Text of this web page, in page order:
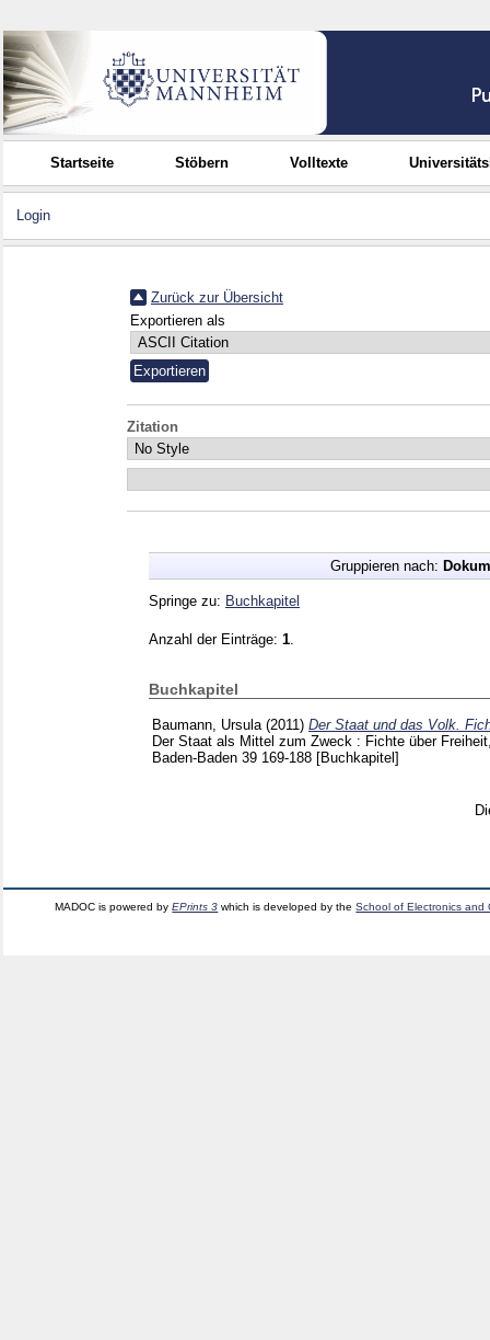
Startseite Stöbern Volltexte
Login
Zurück zur Übersicht
Exportieren als
Zitation
Gruppieren nach:
Springe zu: Buchkapitel
Anzahl der Einträge: 1
Buchkapitel
Baumann, Ursula (2011) Der Staat und das Volk.
Der Staat als Mittel zum Zweck : Fichte über
Baden-Baden 39 169-188 [Buchkapitel]
MADOC is powered byEPrints 3 which is developed by theSchool of Electronics and